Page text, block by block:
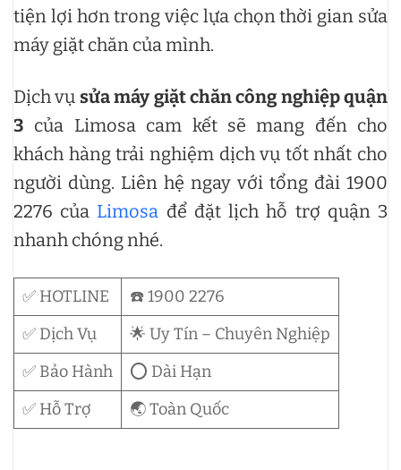
tiện lợi hơn trong việc lựa chọn thời gian sửa
máy giặt chăn của mình.
Dịch vụ sửa máy giặt chăn công nghiệp quận
3 của Limosa cam kết sẽ mang đến cho
khách hàng trải nghiệm dịch vụ tốt nhất cho
người dùng. Liên hệ ngay với tổng đài 1900
2276 của Limosa để đặt lịch hỗ trợ quận 3
nhanh chóng nhé.
✅ HOTLINE
☎️ 1900 2276
✅ Dịch Vụ
🌟 Uy Tín – Chuyên Nghiệp
✅ Bảo Hành
⭕ Dài Hạn
✅ Hỗ Trợ
🌏 Toàn Quốc